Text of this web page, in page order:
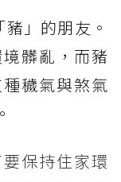
」的朋友。
髒亂，而豬
穢氣與煞氣
保持住家環